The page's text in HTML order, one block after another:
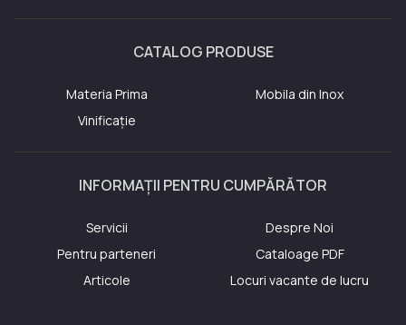
CATALOG PRODUSE
Materia Prima
Mobila din Inox
Vinificație
INFORMAȚII PENTRU CUMPĂRĂTOR
Servicii
Despre Noi
Pentru parteneri
Cataloage PDF
Articole
Locuri vacante de lucru